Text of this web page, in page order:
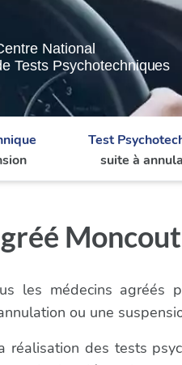
Test
suite à
les médecins
ou une
réalisation des tests